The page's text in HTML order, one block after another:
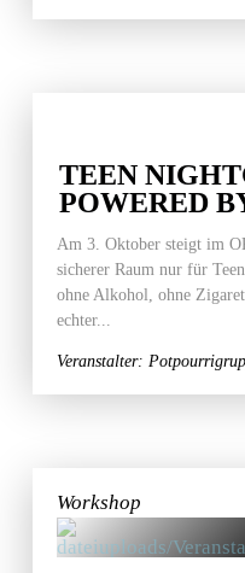
TEEN
POWERED
Am 3. Oktober steigt im
sicherer Raum nur für
ohne Alkohol, ohne
echter...
Veranstalter:
Workshop